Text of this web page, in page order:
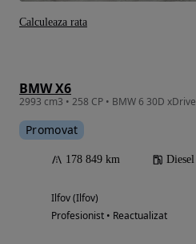
BMW X6
2993 cm3 • 258 CP • BMW 6 30D xDrive
Promovat
178 849 km Diesel
Ilfov (Ilfov)
Profesionist • Reactualizat
Calculeaza rata